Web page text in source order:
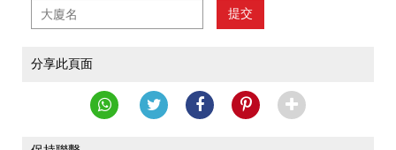
提交
分享此頁面